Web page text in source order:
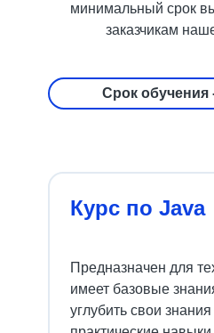
Предназначен для
имеет базовые
углубить свои
Курс по Java
минимальный срок
заказчикам
Срок обучения
Курс по Java